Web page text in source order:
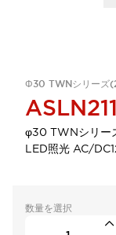
Φ30 TWNシリーズ
φ30 TWNシリー
LED照光 AC/
数量を選択